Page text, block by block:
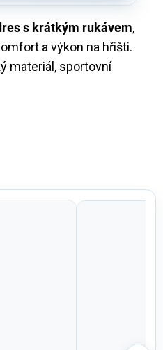
s krátkým rukávem,
a výkon na hřišti.
materiál, sportovní